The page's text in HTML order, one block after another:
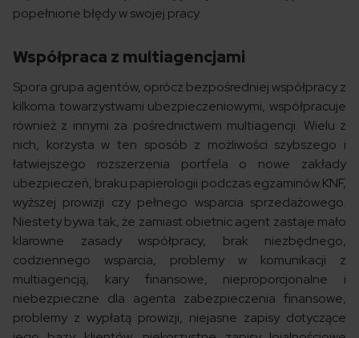
popełnione błędy w swojej pracy.
Współpraca z multiagencjami
Spora grupa agentów, oprócz bezpośredniej współpracy z
kilkoma towarzystwami ubezpieczeniowymi, współpracuje
również z innymi za pośrednictwem multiagencji. Wielu z
nich, korzysta w ten sposób z możliwości szybszego i
łatwiejszego rozszerzenia portfela o nowe zakłady
ubezpieczeń, braku papierologii podczas egzaminów KNF,
wyższej prowizji czy pełnego wsparcia sprzedażowego.
Niestety bywa tak, że zamiast obietnic agent zastaje mało
klarowne zasady współpracy, brak niezbędnego,
codziennego wsparcia, problemy w komunikacji z
multiagencją, kary finansowe, nieproporcjonalne i
niebezpieczne dla agenta zabezpieczenia finansowe,
problemy z wypłatą prowizji, niejasne zapisy dotyczące